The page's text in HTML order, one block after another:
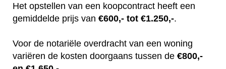
Het opstellen van een koopcontract heeft een
gemiddelde prijs van €600,- tot €1.250,-.
Voor de notariële overdracht van een woning
variëren de kosten doorgaans tussen de €800,-